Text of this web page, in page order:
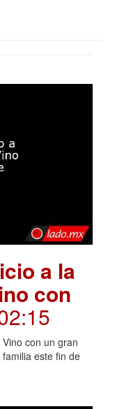
a la
con
con un gran
este fin de